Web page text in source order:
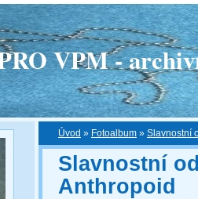
VPM -
Úvod » Fotoalbum » Slavnostní
Slavnostní
Anthropoid